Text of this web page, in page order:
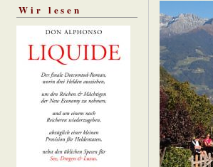
Wir lesen